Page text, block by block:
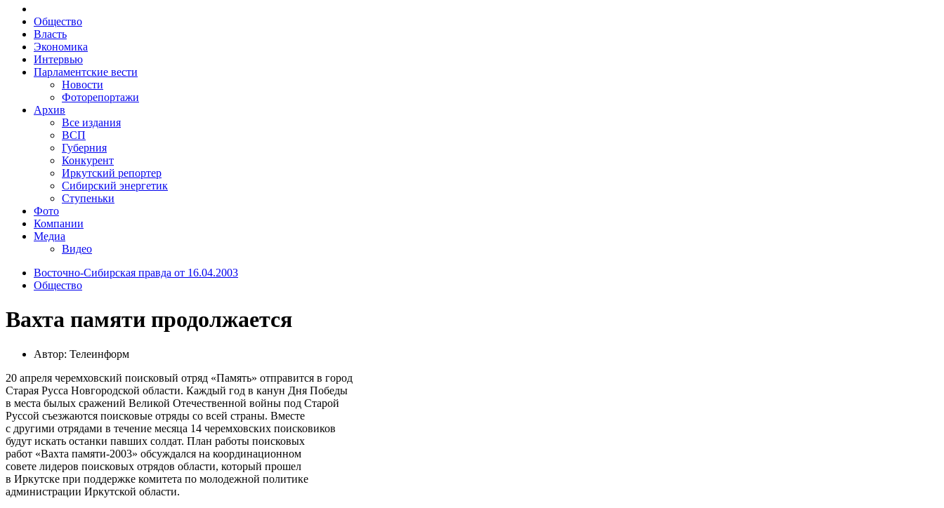
Общество
Власть
Экономика
Интервью
Парламентские вести
Новости
Фоторепортажи
Архив
Все издания
ВСП
Губерния
Конкурент
Иркутский репортер
Сибирский энергетик
Ступеньки
Фото
Компании
Медиа
Видео
Восточно-Сибирская правда от 16.04.2003
Общество
Вахта памяти продолжается
Автор: Телеинформ
20 апреля черемховский поисковый отряд «Память» отправится в город
Старая Русса Новгородской области. Каждый год в канун Дня Победы
в места былых сражений Великой Отечественной войны под Старой
Руссой съезжаются поисковые отряды со всей страны. Вместе
с другими отрядами в течение месяца 14 черемховских поисковиков
будут искать останки павших солдат. План работы поисковых
работ «Вахта памяти-2003» обсуждался на координационном
совете лидеров поисковых отрядов области, который прошел
в Иркутске при поддержке комитета по молодежной политике
администрации Иркутской области.